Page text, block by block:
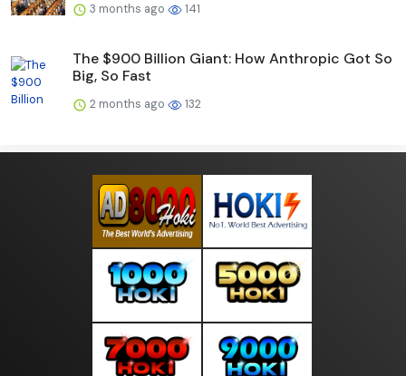
3 months ago 141
The $900 Billion Giant: How Anthropic Got So
Big, So Fast
2 months ago 132